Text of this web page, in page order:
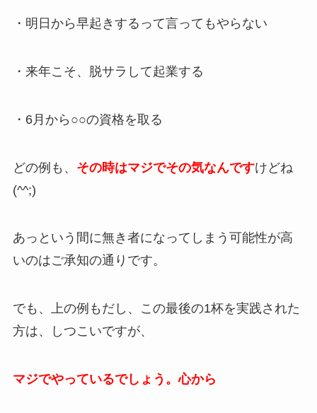
・明日から早起きするって言ってもやらない
・来年こそ、脱サラして起業する
・6月から○○の資格を取る
どの例も、 その時はマジでその気なんですけどね
(^^;)
あっという間に無き者になってしまう可能性が高
いのはご承知の通りです。
でも、上の例もだし、この最後の1杯を実践された
方は、しつこいですが、
マジでやっているでしょう。心から